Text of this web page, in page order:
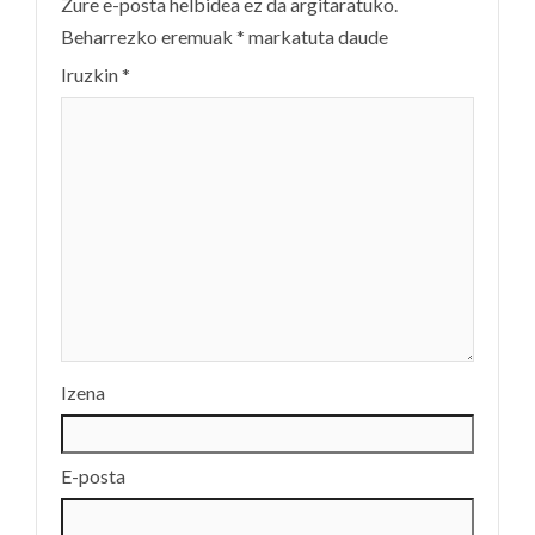
Beharrezko eremuak * markatuta daude
Iruzkin*
Izena
E-posta